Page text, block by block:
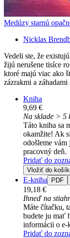
Medúzy starnú
Nicklas
Vedeli ste, že
žijú nerušene tisíce
ktoré majú viac ako
zázrakmi a
Kniha
9,69 €
Na sklade > 5
Táto kniha sa
okamžite! Ak
odošleme vám
pracovný deň.
Pridať do
Vložiť do
E-kniha PDF
19,18 €
Ihneď na
Máte čítačku,
budete ju mať
informácii o e-
Pridať do